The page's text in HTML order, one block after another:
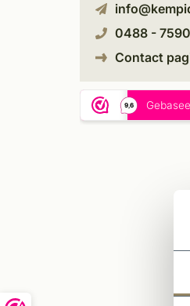
0488 -
Contact